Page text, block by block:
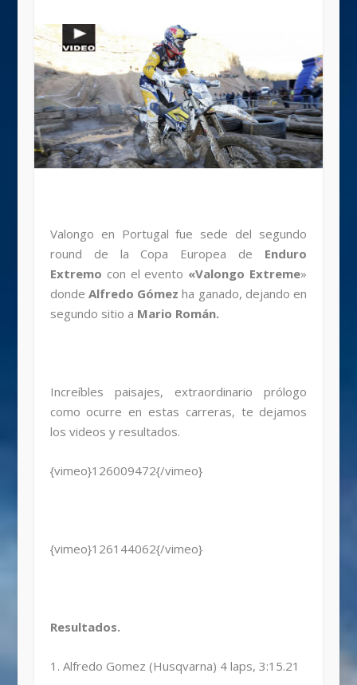
Valongo en Portugal fue sede del segundo
round de la Copa Europea de Enduro
Extremo con el evento «Valongo Extreme»
donde Alfredo Gómez ha ganado, dejando en
segundo sitio a Mario Román.
Increíbles paisajes, extraordinario prólogo
como ocurre en estas carreras, te dejamos
los videos y resultados.
{vimeo}126009472{/vimeo}
{vimeo}126144062{/vimeo}
Resultados.
1. Alfredo Gomez (Husqvarna) 4 laps, 3:15.21